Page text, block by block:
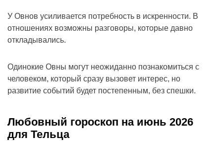
У Овнов усиливается потребность в искренности. В
отношениях возможны разговоры, которые давно
откладывались.
Одинокие Овны могут неожиданно познакомиться с
человеком, который сразу вызовет интерес, но
развитие событий будет постепенным, без спешки.
Любовный гороскоп на июнь 2026
для Тельца